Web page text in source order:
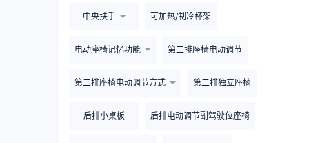
中央扶手 可加热/制冷杯架
电动座椅记忆功能 第二排座椅电动调节
第二排座椅电动调节方式 第二排独立座椅
后排小桌板 后排电动调节副驾驶位座椅